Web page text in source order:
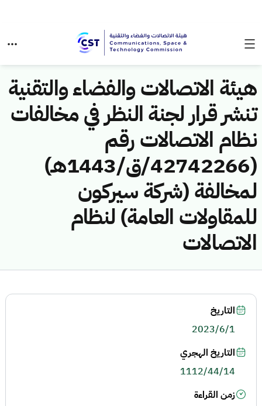
هيئة الاتصالات والفضاء والتقنية
تنشر قرار لجنة النظر في مخالفات
نظام الاتصالات رقم
(42742266/ق/1443هـ)
لمخالفة (شركة سيركون
للمقاولات العامة) لنظام
الاتصالات
التاريخ
2023/6/1
التاريخ الهجري
1112/44/14
زمن القراءة